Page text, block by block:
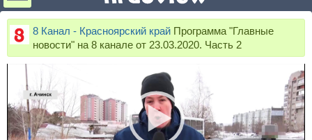
8 Канал - Красноярский край Программа "Главные
новости" на 8 канале от 23.03.2020. Часть 2